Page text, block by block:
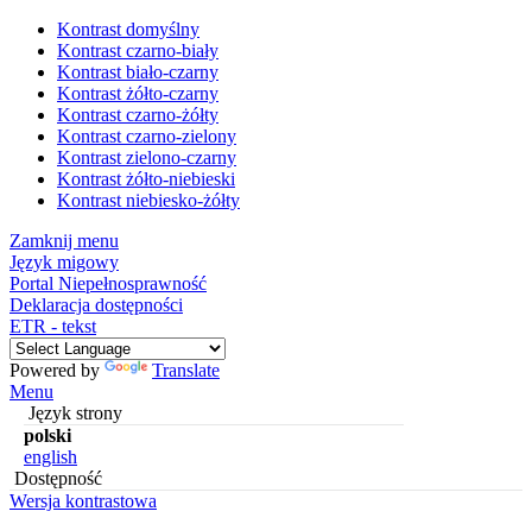
Kontrast domyślny
Kontrast czarno-biały
Kontrast biało-czarny
Kontrast żółto-czarny
Kontrast czarno-żółty
Kontrast czarno-zielony
Kontrast zielono-czarny
Kontrast żółto-niebieski
Kontrast niebiesko-żółty
Zamknij menu
Język migowy
Portal Niepełnosprawność
Deklaracja dostępności
ETR - tekst
Powered by
Translate
Menu
Język strony
polski
english
Dostępność
Wersja kontrastowa